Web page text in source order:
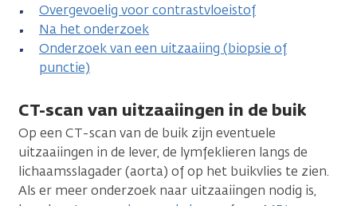
Overgevoelig voor contrastvloeistof
Na het onderzoek
Onderzoek van een uitzaaiing (biopsie of
punctie)
CT-scan van uitzaaiingen in de buik
Op een CT-scan van de buik zijn eventuele
uitzaaiingen in de lever, de lymfeklieren langs de
lichaamsslagader (aorta) of op het buikvlies te zien.
Als er meer onderzoek naar uitzaaiingen nodig is,